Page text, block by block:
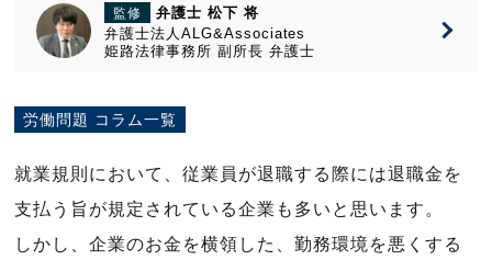
監修
弁護士 松下 将
弁護士法人ALG&Associates
姫路法律事務所 副所長 弁護士
労働問題 コラム一覧
就業規則において、従業員が退職する際には退職金を
支払う旨が規定されている企業も多いと思います。
しかし、企業のお金を横領した、勤務環境を悪くする